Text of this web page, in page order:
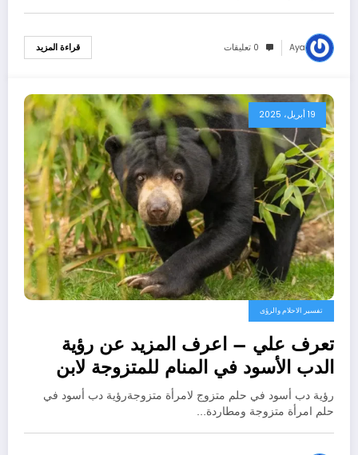
Aya 0 تعليقات قراءة المزيد
19 أبريل، 2025
تفسير الاحلام والرؤى
تعرف علي – اعرف المزيد عن رؤية
الدب الأسود في المنام للمتزوجة لابن
سيرين – بالتفصيل
رؤية دب أسود في حلم متزوج لامرأة متزوجةرؤية دب أسود في
حلم امرأة متزوجة ومطاردة…